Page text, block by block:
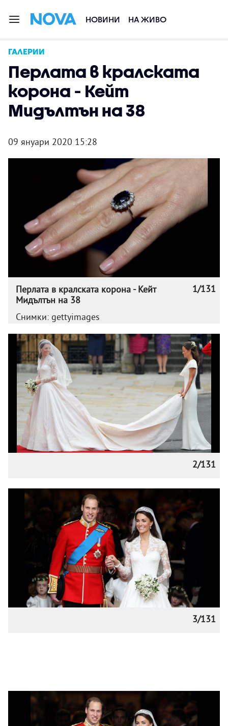
НОВИНИ НА ЖИВО
ГАЛЕРИИ
Перлата в кралската
корона - Кейт
Мидълтън на 38
09 януари 2020 15:28
1/131
Перлата в кралската корона - Кейт
Мидълтън на 38
Снимки: gettyimages
2/131
3/131